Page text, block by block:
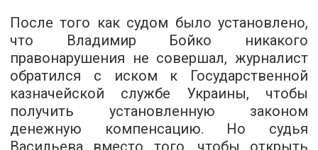
После того как судом было установлено,
что Владимир Бойко никакого
правонарушения не совершал, журналист
обратился с иском к Государственной
казначейской службе Украины, чтобы
получить установленную законом
денежную компенсацию. Но судья
Васильева вместо того, чтобы открыть